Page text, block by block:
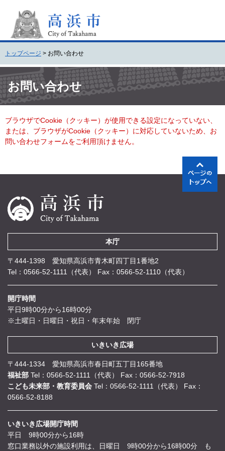
頭
で
す
。
飛
ば
し
て
本
へ
トップページ > お問い合わせ
文 お問い合わせ
ブラウザでCookie（クッキー）が使用できる設定になっていない、
または、ブラウザがCookie（クッキー）に対応していないため、お
問い合わせフォームをご利用頂けません。
本庁
〒444-1398 愛知県高浜市青木町四丁目1番地2
Tel：0566-52-1111（代表）
Fax：0566-52-1110（代表）
開庁時間
平日9時00分から16時00分
※土曜日・日曜日・祝日・年末年始 閉庁
いきいき広場
〒444-1334 愛知県高浜市春日町五丁目165番地
福祉部 Tel：0566-52-1111（代表）
Fax：0566-52-7918
こども未来部・教育委員会 Tel：0566-52-1111（代表）
Fax：
0566-52-8188
いきいき広場開庁時間
平日 9時00分から16時
窓口業務以外の施設利用は、日曜日 9時00分から16時00分 も